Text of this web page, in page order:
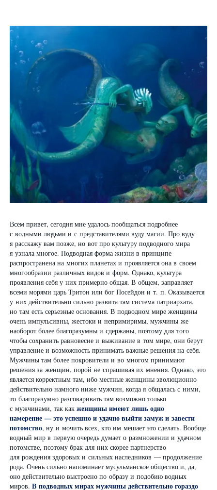
Всем привет, сегодня мне удалось пообщаться подробнее
с водными людьми и с представителями вуду магии. Про вуду
я расскажу вам позже, но вот про культуру подводного мира
я узнала многое. Подводная форма жизни в принципе
распространена на многих планетах и проявляется она в своем
многообразии различных видов и форм. Однако, культура
проявления себя у них примерно общая. В общем, заправляет
всеми морями царь Тритон или бог Посейдон и т. п. Оказывается
у них действительно сильно развита там система патриархата,
но там есть серьезные основания. В подводном мире женщины
очень импульсивны, жестоки и непримиримы, мужчины же
наоборот более благоразумны и сдержаны, поэтому для того
чтобы сохранить равновесие и выживание в том мире, они берут
управление и возможность принимать важные решения на себя.
Мужчины там более покровители и во многом принимают
решения за женщин, порой не спрашивая их мнения. Однако, это
является корректным там, ибо местные женщины эволюционно
действительно намного ниже мужчин, когда я общалась с ними,
то благоразумно разговаривать там возможно только
с мужчинами, так как женщины имеют лишь одно
намерение — это успешно и удачно выйти замуж и завести
потомство, ну и мочить всех, кто им мешает это сделать. Вообще
водный мир в первую очередь думает о размножении и удачном
потомстве, поэтому брак для них скорее партнерство
для рождения здоровых и сильных наследников — продолжение
рода. Очень сильно напоминает мусульманское общество и, да,
оно действительно выстроено по образу и подобию водных
миров. В подводных мирах мужчины действительно гораздо